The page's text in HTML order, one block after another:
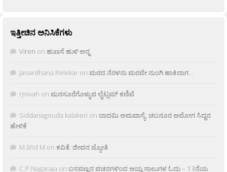
ಇತ್ತೀಚಿನ ಅನಿಸಿಕೆಗಳು
Viren on ಹುಣಸೆ ಹುಳಿ ಅನ್ನ
Janardhana Relekar on ಮರದ ನೆರಳನು ಮರವೇ ನುಂಗಿ ಹಾಕಿದಾಗ…
rjnivah on ಮನಸೂರೆಗೊಳ್ಳುವ ಲೈಟ್ಲಮ್ ಕಣಿವೆ
Siddanagouda kalakeri on ಬಾದಮಿ ಅಮವಾಸ್ಯೆ: ಚಬನೂರ ಅಮೋಗ ಸಿದ್ದನ
ಹೇಳಿಕೆ
M âñd M on ಕವಿತೆ: ಜೀವನ ಜ್ಯೋತಿ
C.P.Nagaraja on ಬಸವಣ್ಣನ ವಚನಗಳಿಂದ ಆಯ್ದ ಸಾಲುಗಳ ಓದು – 13ನೆಯ